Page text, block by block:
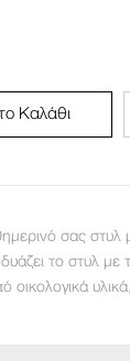
Καλάθι
σας στυλ
το στυλ με
οικολογικά